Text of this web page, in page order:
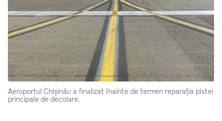
Aeroportul Chișinău a finalizat înainte de termen reparația pistei
principale de decolare.